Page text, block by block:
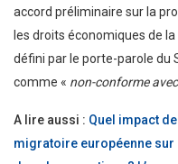
accord préliminaire sur la
les droits économiques de la
défini par le porte-parole du
comme « non-conforme
A lire aussi : Quel impact
migratoire européenne sur